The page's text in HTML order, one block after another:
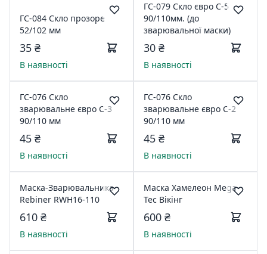
ГС-084 Скло прозоре
52/102 мм
35 ₴
В наявності
ГС-079 Скло євро C-5
90/110мм. (до
зварювальної маски)
30 ₴
В наявності
ГС-076 Скло
зварювальне євро С-3
90/110 мм
45 ₴
В наявності
ГС-076 Скло
зварювальне євро С-2
90/110 мм
45 ₴
В наявності
Маска-Зварювальника
Rebiner RWH16-110
610 ₴
В наявності
Маска Хамелеон Mega
Tec Вікінг
600 ₴
В наявності